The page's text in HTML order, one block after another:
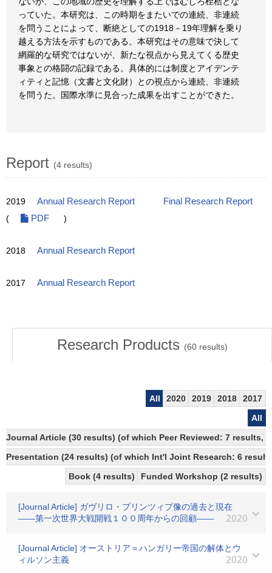
っていた。本研究は、この時期をまたいでの連続、非連続
を問うことによって、断絶としての1918－19年理解を乗り
越える方法を示すものである。本研究はその意味で決して
網羅的な研究ではないが、新たな視点から見えてくる歴史
事象との格闘の記録である。具体的には制度とアイデンテ
ィティと記憶（文書と文化財）との視点から連続、非連続
を問うた。国際水準に見合った成果を出すことができた。
Report (4 results)
2019 Annual Research Report
Final Research Report
(
PDF )
2018 Annual Research Report
2017 Annual Research Report
Research Products (60results)
All 2020 2019 2018
2017
All
Journal Article (30 results) (of which Peer Reviewed: 7 results,
Presentation (24 results) (of which Int'l Joint Research: 6
Book (4 results)
Funded Workshop (2 results)
[Journal Article] ガヴリロ・プリンツィプ像の過去と現在
――第一次世界大戦開戦１００周年からの回顧――
2020
[Journal Article] オーストリア＝ハンガリー帝国の解体とウ
ィルソン主義
2020